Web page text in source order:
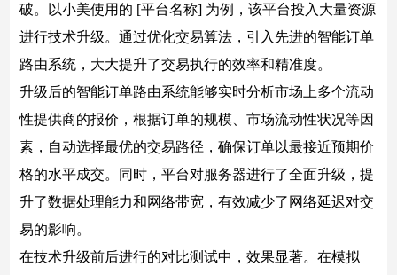
破。以小美使用的 [平台名称] 为例，该平台投入大量资源
进行技术升级。通过优化交易算法，引入先进的智能订单
路由系统，大大提升了交易执行的效率和精准度。
升级后的智能订单路由系统能够实时分析市场上多个流动
性提供商的报价，根据订单的规模、市场流动性状况等因
素，自动选择最优的交易路径，确保订单以最接近预期价
格的水平成交。同时，平台对服务器进行了全面升级，提
升了数据处理能力和网络带宽，有效减少了网络延迟对交
易的影响。
在技术升级前后进行的对比测试中，效果显著。在模拟